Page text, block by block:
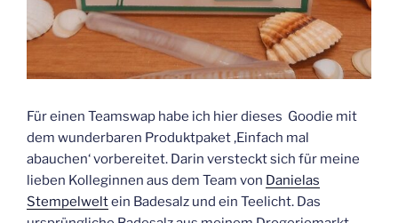
Für einen Teamswap habe ich hier dieses Goodie mit
dem wunderbaren Produktpaket ‚Einfach mal
abauchen‘ vorbereitet. Darin versteckt sich für meine
lieben Kolleginnen aus dem Team von Danielas
Stempelweltein Badesalz und ein Teelicht. Das